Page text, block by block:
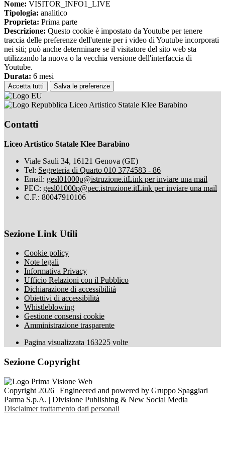
Nome: VISITOR_INFO1_LIVE
Tipologia: analitico
Proprieta: Prima parte
Descrizione: Questo cookie è impostato da Youtube per tenere
traccia delle preferenze dell'utente per i video di Youtube incorporati
nei siti; può anche determinare se il visitatore del sito web sta
utilizzando la nuova o la vecchia versione dell'interfaccia di
Youtube.
Durata: 6 mesi
Accetta tutti Salva le preferenze
Liceo Artistico Statale Klee Barabino
Contatti
Liceo Artistico Statale Klee Barabino
Viale Sauli 34, 16121 Genova (GE)
Tel: Segreteria di Quarto 010 3774583 - 86
Email: gesl01000p@istruzione.itLink per inviare una mail
PEC: gesl01000p@pec.istruzione.itLink per inviare una mail
C.F.: 80047910106
Sezione Link Utili
Cookie policy
Note legali
Informativa Privacy
Ufficio Relazioni con il Pubblico
Dichiarazione di accessibilità
Obiettivi di accessibilità
Whistleblowing
Gestione consensi cookie
Amministrazione trasparente
Pagina visualizzata 163225 volte
Sezione Copyright
Copyright 2026 | Engineered and powered by Gruppo Spaggiari
Parma S.p.A. | Divisione Publishing & New Social Media
Disclaimer trattamento dati personali